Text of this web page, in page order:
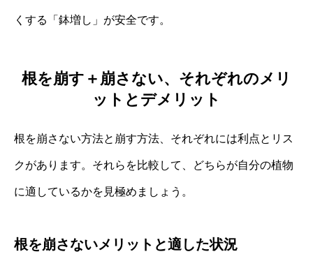
くする「鉢増し」が安全です。
根を崩す＋崩さない、それぞれのメリ
ットとデメリット
根を崩さない方法と崩す方法、それぞれには利点とリス
クがあります。それらを比較して、どちらが自分の植物
に適しているかを見極めましょう。
根を崩さないメリットと適した状況